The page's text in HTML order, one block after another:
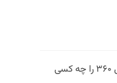
فیلتر در وقت اضافه؛ فوتبال ۳۶۰ را چه کسی